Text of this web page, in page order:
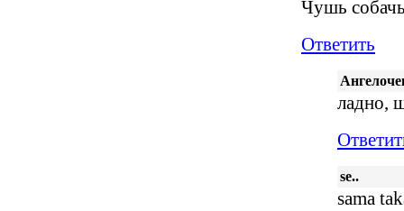
Чушь
Ответить
ладно,
se..
sama